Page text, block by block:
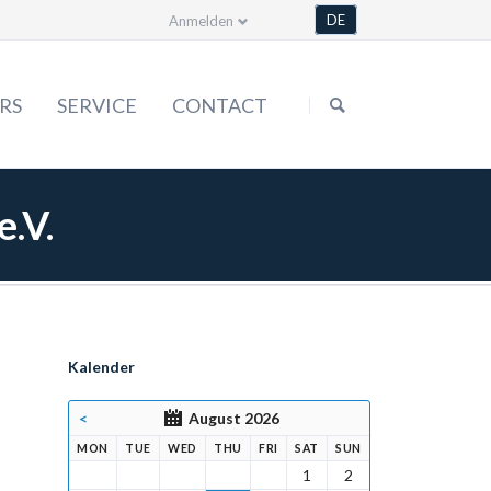
DE
Anmelden
SERVICE
Media library
CONTACT
Kalender
< August 2026
MON DAYTUE SDAY
WED NESDAY
THU RSDAY
FRI DAYSAT URDAY
SUN
1
2